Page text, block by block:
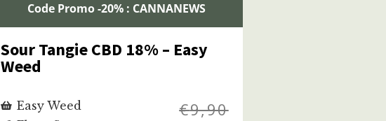
Code Promo -20% : CANNANEWS
Sour Tangie CBD 18% – Easy
Weed
Easy Weed
€9,90